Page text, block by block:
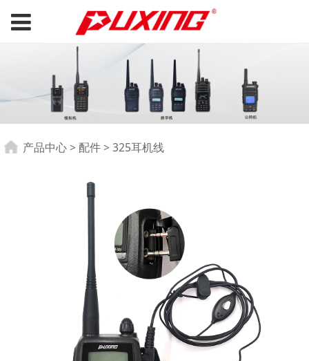
325耳机线
产品中心> 配件> 325耳机线